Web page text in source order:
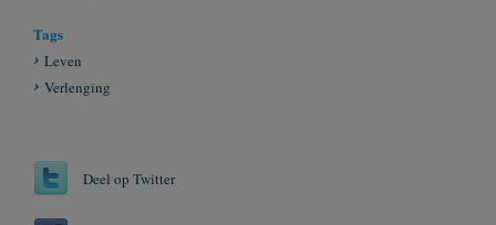
Tags
Leven
Verlenging
Deel op Twitter